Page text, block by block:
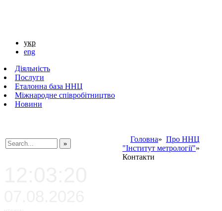
укр
eng
Діяльність
Послуги
Еталонна база ННЦ
Міжнародне співробітництво
Новини
Головна» Про ННЦ
"Інститут метрології"»
Контакти